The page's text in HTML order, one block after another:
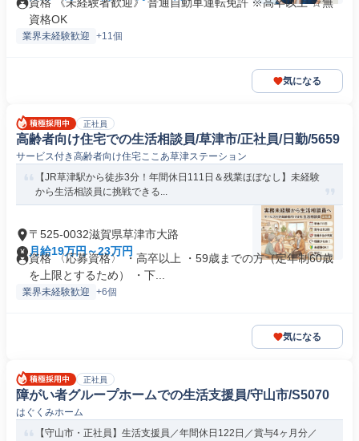
資格OK
業界未経験歓迎 +11個
気になる
正社員
高齢者向け住宅での生活相談員/草津市/正社員/日勤/5659
サービス付き高齢者向け住宅ここあ草津ステーション
【JR草津駅から徒歩3分！年間休日111日＆残業ほぼなし】未経験
から生活相談員に挑戦できる...
〒525-0032滋賀県草津市大路
月給19万円～23万円
資格 〈応募資格〉 ・高卒以上 ・59歳までの方（定年制60歳
を上限とするため） ・下...
業界未経験歓迎 +6個
気になる
正社員
障がい者グループホームでの生活支援員/守山市/S5070
はぐくみホーム
【守山市・正社員】生活支援員／年間休日122日／賞与4ヶ月分／